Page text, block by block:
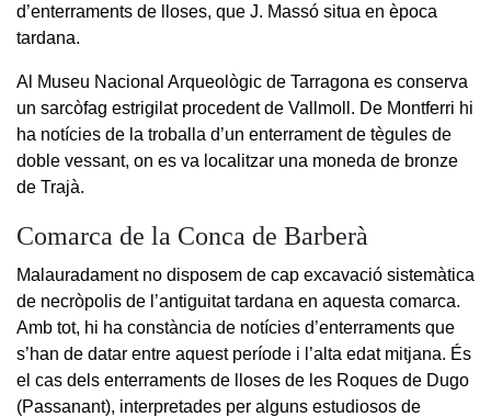
d’enterraments de lloses, que J. Massó situa en època
tardana.
Al Museu Nacional Arqueològic de Tarragona es conserva
un sarcòfag estrigilat procedent de Vallmoll. De Montferri hi
ha notícies de la troballa d’un enterrament de tègules de
doble vessant, on es va localitzar una moneda de bronze
de Trajà.
Comarca de la Conca de Barberà
Malauradament no disposem de cap excavació sistemàtica
de necròpolis de l’antiguitat tardana en aquesta comarca.
Amb tot, hi ha constància de notícies d’enterraments que
s’han de datar entre aquest període i l’alta edat mitjana. És
el cas dels enterraments de lloses de les Roques de Dugo
(Passanant), interpretades per alguns estudiosos de